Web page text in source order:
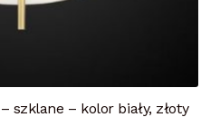
szklane – kolor biały, złoty